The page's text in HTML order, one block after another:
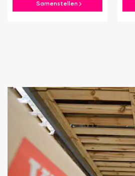
Samenstellen